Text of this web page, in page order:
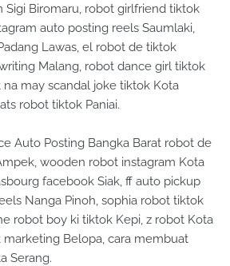
Sigi Biromaru, robot girlfriend tiktok
auto posting reels Saumlaki,
Lawas, el robot de tiktok
Malang, robot dance girl tiktok
may scandal joke tiktok Kota
robot tiktok Paniai.
Auto Posting Bangka Barat robot de
wooden robot instagram Kota
facebook Siak, ff auto pickup
Nanga Pinoh, sophia robot tiktok
robot boy ki tiktok Kepi, z robot Kota
marketing Belopa, cara membuat
Serang.